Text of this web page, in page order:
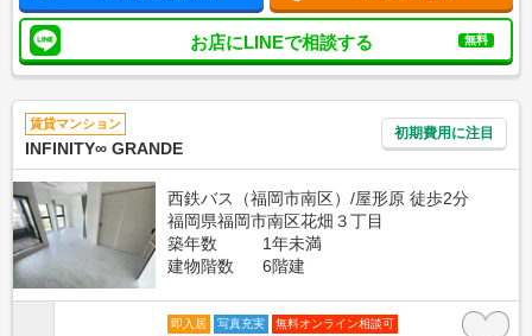
お店にLINEで相談する 無料
賃貸マンション
INFINITY∞ GRANDE
初期費用に注目
西鉄バス（福岡市南区）/屋形原 徒歩2分
福岡県福岡市南区花畑３丁目
築年数
1年未満
建物階数
6階建
即入居 写真充実
無料オンライン相談可